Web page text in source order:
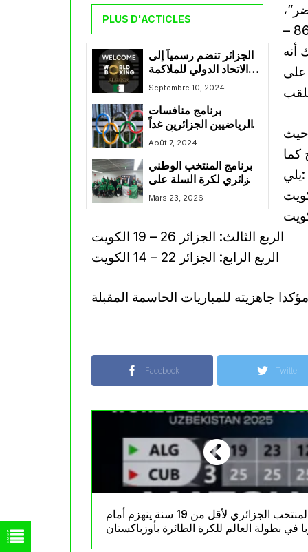
PLUS D'ACTICLES
الجزائر تنضم رسمياً إلى
الاتحاد الدولي للملاكمة
وورلد بوكسينغ
Septembre 10, 2024
برنامج منافسات
الرياضيين الجزائرين غداً
الخميس ضمن الألعاب
Août 7, 2024
برنامج المنتخب الوطني
الجزائري لكرة السلة على
الكراسي المتحركة في
البطولة الإفريقية 2026
Mars 23, 2026
بعد فوزه في الجولات السابقة على منتخبات تونس (86 –
بذلك أنه
على
حيث
كما
يلي:
الربع الثالث: الجزائر 26 – 19 الكويت
الربع الرابع: الجزائر 22 – 14 الكويت
Facebook Twitter
المنتخب الجزائري لأقل من 19 سنة ينهزم أمام
في بطولة العالم للكرة الطائرة بأوزباكستان